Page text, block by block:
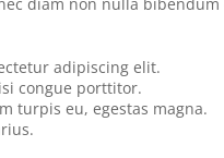
adipiscing elit.
congue porttitor.
turpis eu, egestas magna.